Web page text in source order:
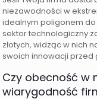
niezawodności w
idealnym poligonem do
sektor technologiczny
złotych, widząc w nich
swoich innowacji
Czy obecność w
wiarygodność